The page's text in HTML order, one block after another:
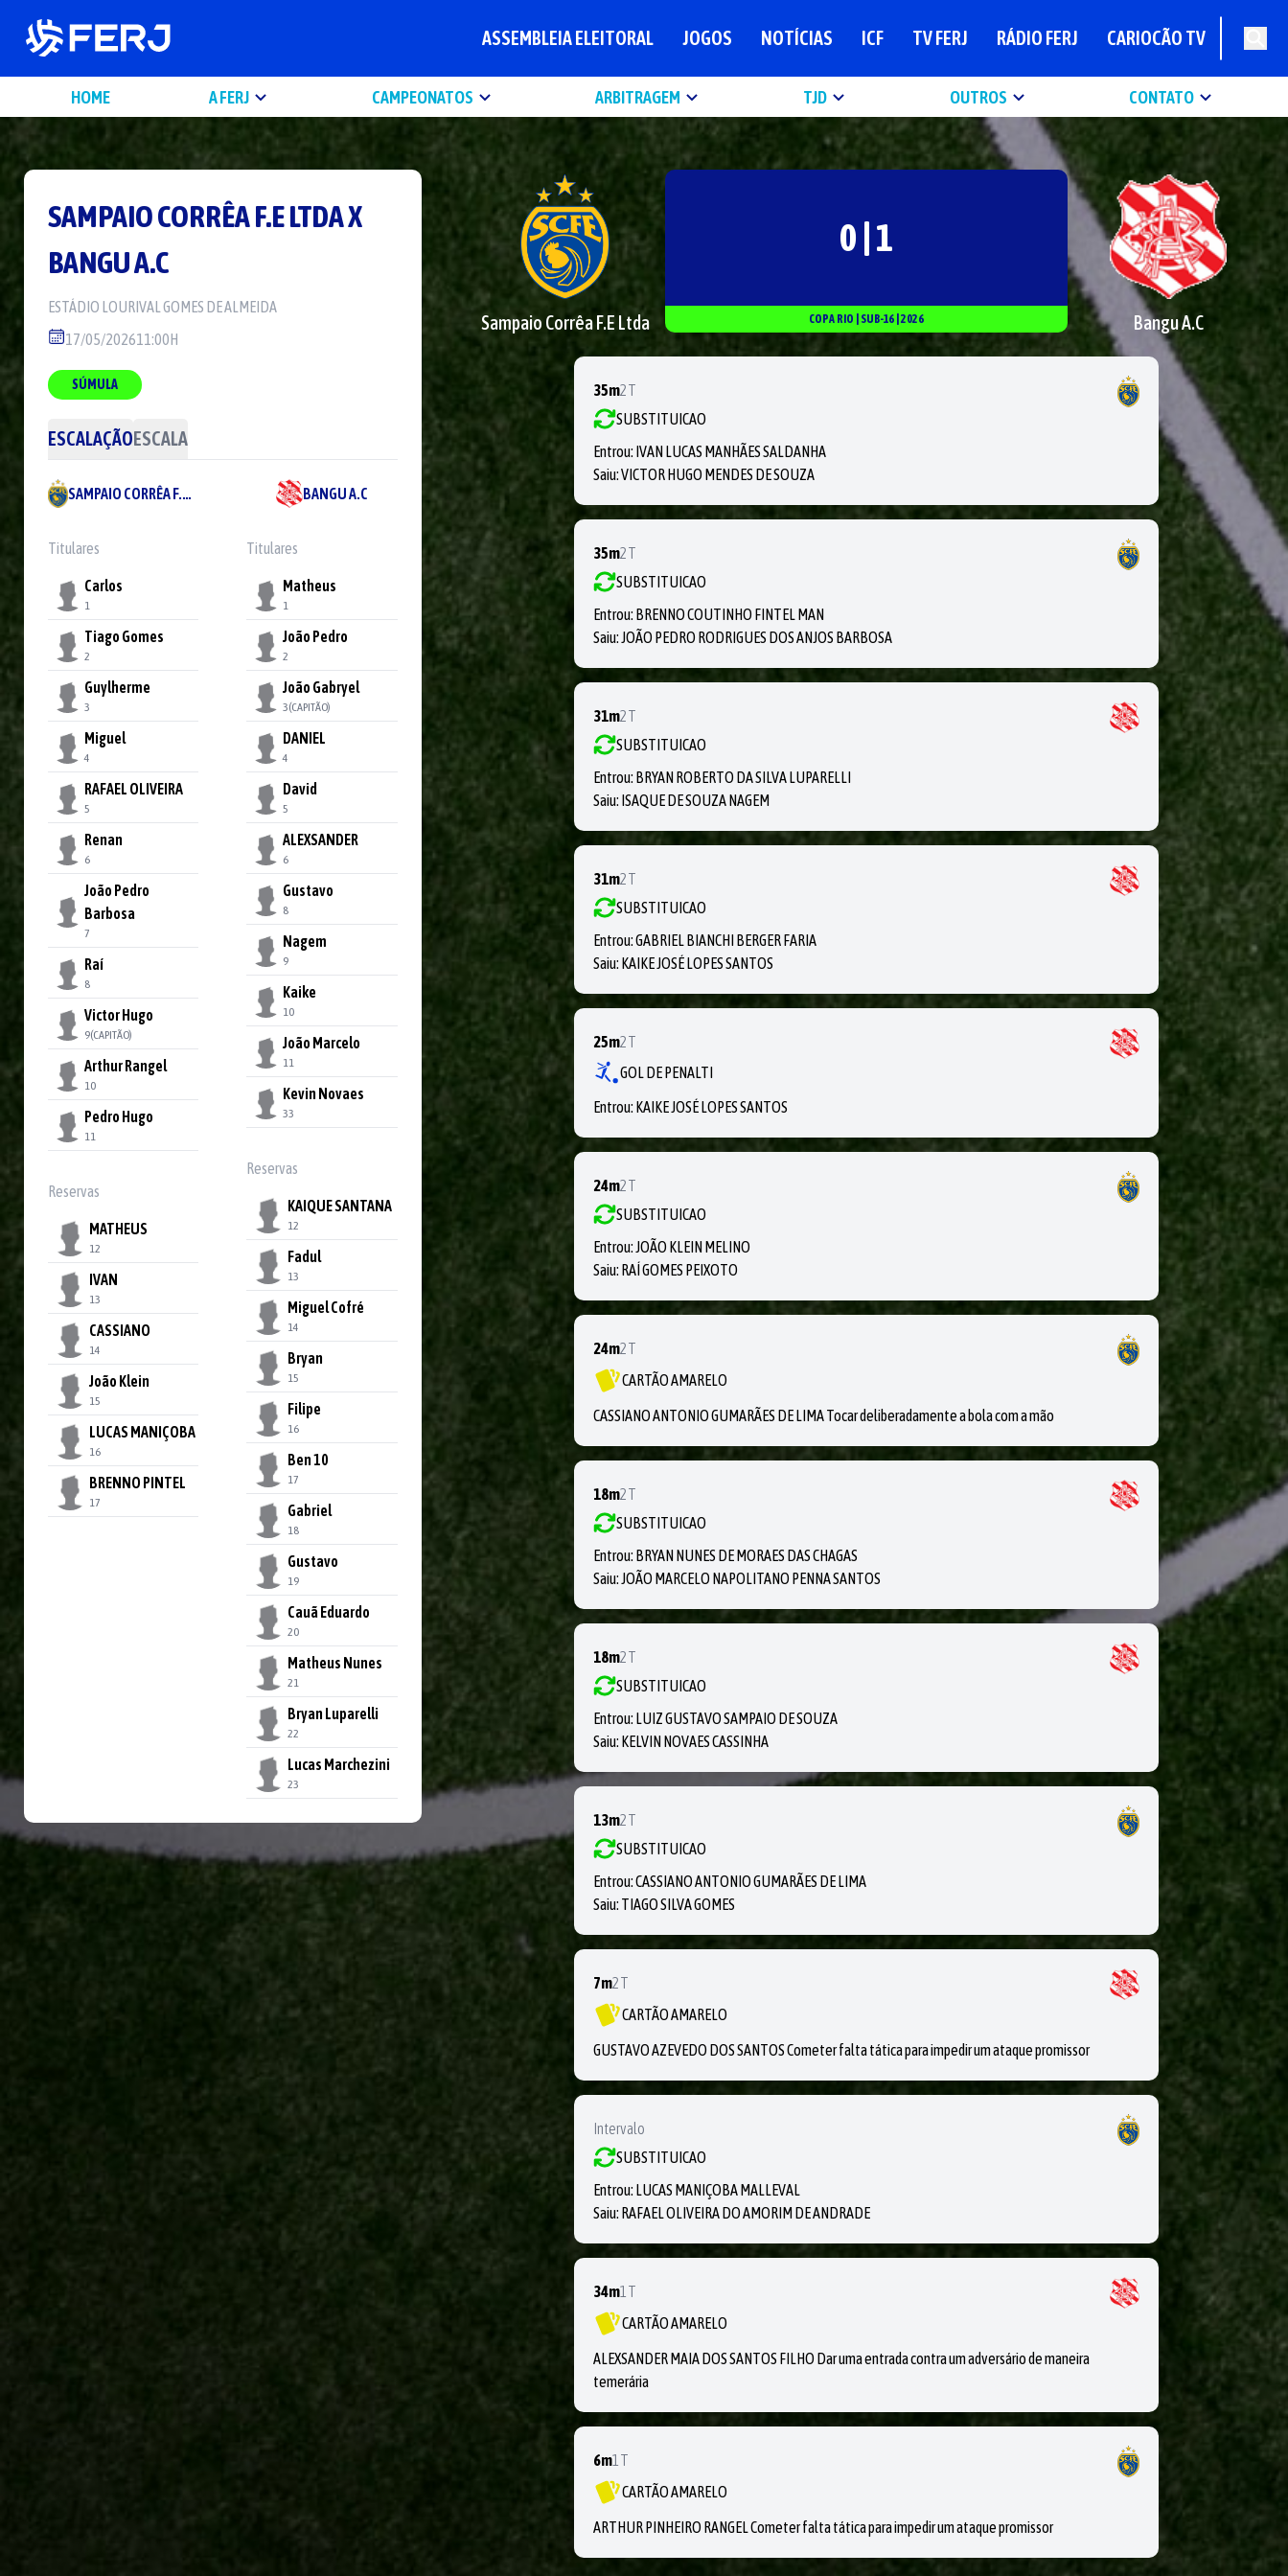
ASSEMBLEIA ELEITORAL JOGOS NOTÍCIAS ICF TV FERJ RÁDIO FERJ CARIOCÃO TV
HOME A FERJ CAMPEONATOS ARBITRAGEM TJD OUTROS CONTATO
SAMPAIO CORRÊA F.E LTDAX
BANGU A.C
ESTÁDIO LOURIVAL GOMES DE ALMEIDA
17/05/202611:00H
SÚMULA
ESCALAÇÃOESCALA
SAMPAIO CORRÊA F.E LTDA
Titulares
Carlos
1
Tiago Gomes
2
Guylherme
3
Miguel
4
RAFAEL OLIVEIRA
5
Renan
6
João Pedro
Barbosa
7
Raí
8
Victor Hugo
9(CAPITÃO)
Arthur Rangel
10
Pedro Hugo
11
Reservas
MATHEUS
12
IVAN
13
CASSIANO
14
João Klein
15
LUCAS MANIÇOBA
16
BRENNO PINTEL
17
BANGU A.C
Titulares
Matheus
1
João Pedro
2
João Gabryel
3(CAPITÃO)
DANIEL
4
David
5
ALEXSANDER
6
Gustavo
8
Nagem
9
Kaike
10
João Marcelo
11
Kevin Novaes
33
Reservas
KAIQUE SANTANA
12
Fadul
13
Miguel Cofré
14
Bryan
15
Filipe
16
Ben 10
17
Gabriel
18
Gustavo
19
Cauã Eduardo
20
Matheus Nunes
21
Bryan Luparelli
22
Lucas Marchezini
23
Sampaio Corrêa F.E Ltda
0 | 1
COPA RIO SUB-16 2026 Bangu A.C
35m2T
SUBSTITUICAO
Entrou: IVAN LUCAS MANHÃES SALDANHA
Saiu:VICTOR HUGO MENDES DE SOUZA
35m2T
SUBSTITUICAO
Entrou: BRENNO COUTINHO FINTEL MAN
Saiu:JOÃO PEDRO RODRIGUES DOS ANJOS BARBOSA
31m2T
SUBSTITUICAO
Entrou: BRYAN ROBERTO DA SILVA LUPARELLI
Saiu: ISAQUE DE SOUZA NAGEM
31m2T
SUBSTITUICAO
Entrou:GABRIEL BIANCHI BERGER FARIA
Saiu: KAIKE JOSÉ LOPES SANTOS
25m2T
GOL DE PENALTI
Entrou: KAIKE JOSÉ LOPES SANTOS
24m2T
SUBSTITUICAO
Entrou:JOÃO KLEIN MELINO
Saiu: RAÍ GOMES PEIXOTO
24m2T
CARTÃO AMARELO
CASSIANO ANTONIO GUMARÃES DE LIMA Tocar deliberadamente a bola com a mão
18m2T
SUBSTITUICAO
Entrou: BRYAN NUNES DE MORAES DAS CHAGAS
Saiu:JOÃO MARCELO NAPOLITANO PENNA SANTOS
18m2T
SUBSTITUICAO
Entrou: LUIZ GUSTAVO SAMPAIO DE SOUZA
Saiu: KELVIN NOVAES CASSINHA
13m2T
SUBSTITUICAO
Entrou:CASSIANO ANTONIO GUMARÃES DE LIMA
Saiu: TIAGO SILVA GOMES
7m2T
CARTÃO AMARELO
GUSTAVO AZEVEDO DOS SANTOS Cometer falta tática para impedir um ataque promissor
Intervalo
SUBSTITUICAO
Entrou: LUCAS MANIÇOBA MALLEVAL
Saiu: RAFAEL OLIVEIRA DO AMORIM DE ANDRADE
34m1T
CARTÃO AMARELO
ALEXSANDER MAIA DOS SANTOS FILHO Dar uma entrada contra um adversário de maneira
temerária
6m1T
CARTÃO AMARELO
ARTHUR PINHEIRO RANGEL Cometer falta tática para impedir um ataque promissor